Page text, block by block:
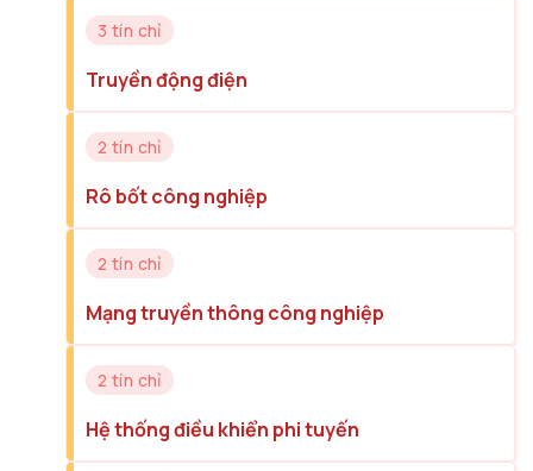
3 tín chỉ
Truyền động điện
2 tín chỉ
Rô bốt công nghiệp
2 tín chỉ
Mạng truyền thông công nghiệp
2 tín chỉ
Hệ thống điều khiển phi tuyến